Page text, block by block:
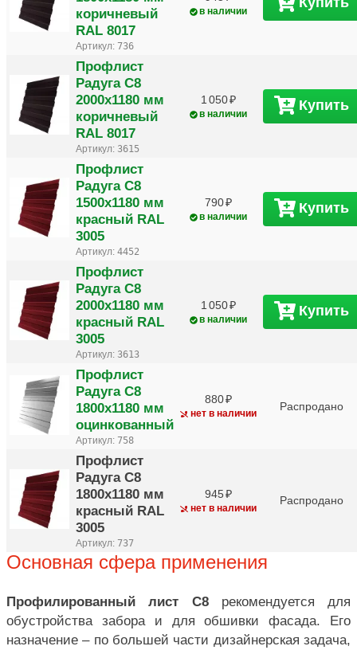
коричневый
RAL 8017
Артикул: 736
в наличии
Профлист
Радуга С8
2000х1180 мм
коричневый
RAL 8017
Артикул: 3615
1 050
в наличии
Купить
Профлист
Радуга С8
1500х1180 мм
красный RAL
3005
Артикул: 4452
790
в наличии
Купить
Профлист
Радуга С8
2000х1180 мм
красный RAL
3005
Артикул: 3613
1 050
в наличии
Купить
Профлист
Радуга С8
1800х1180 мм
оцинкованный
Артикул: 758
880
нет в наличии
Распродано
Профлист
Радуга С8
1800х1180 мм
красный RAL
3005
Артикул: 737
945
нет в наличии
Распродано
Основная сфера применения
Профилированный лист С8рекомендуется для
обустройства забора и для обшивки фасада. Его
назначение – по большей части дизайнерская задача,